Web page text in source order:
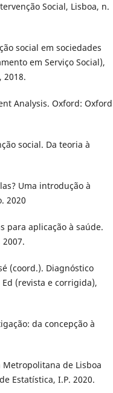
Social, Lisboa, n.
social em sociedades
em Serviço Social),
2018.
Analysis. Oxford: Oxford
social. Da teoria à
las? Uma introdução à
2020
para aplicação à saúde.
2007.
(coord.). Diagnóstico
(revista e corrigida),
da concepção à
Metropolitana de Lisboa
Estatística, I.P. 2020.